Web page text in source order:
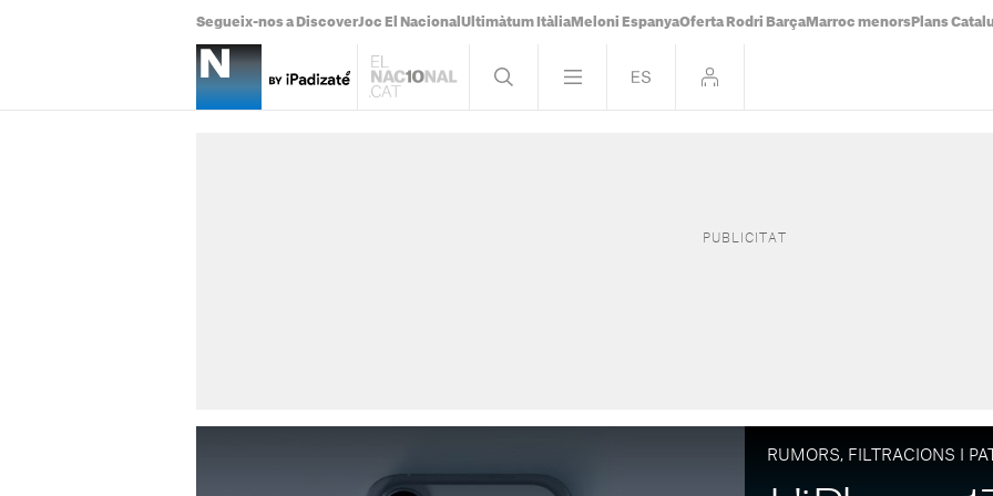
Segueix-nos a DiscoverJoc El Nacional Ultimàtum Itàlia Meloni EspanyaOferta Rodri Barça Marroc menors Plans
RUMORS, FILTRACIONS I